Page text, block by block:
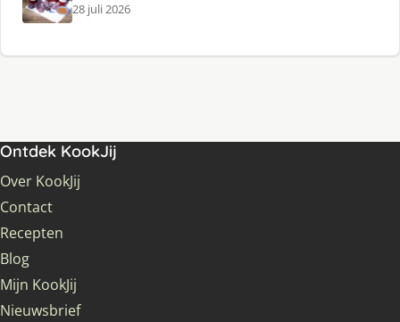
28 juli 2026
Ontdek KookJij
Over KookJij
Contact
Recepten
Blog
Mijn KookJij
Nieuwsbrief